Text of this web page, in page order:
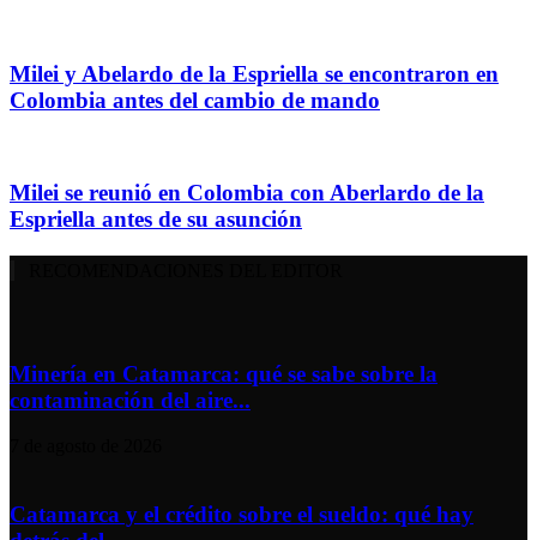
Milei y Abelardo de la Espriella se encontraron en
Colombia antes del cambio de mando
Milei se reunió en Colombia con Aberlardo de la
Espriella antes de su asunción
Minería en Catamarca: qué se sabe sobre la
contaminación del aire...
Catamarca y el crédito sobre el sueldo: qué hay